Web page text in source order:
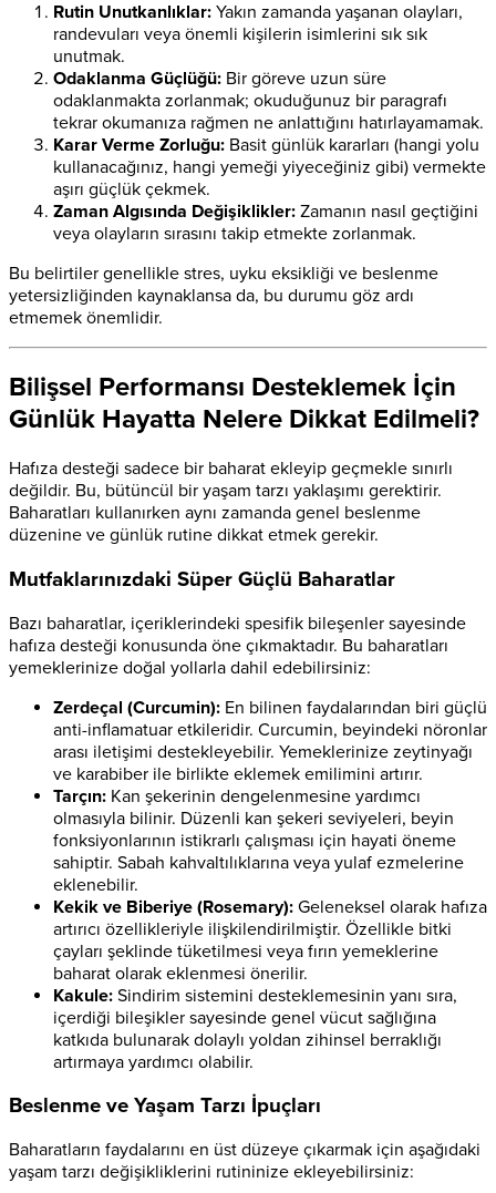
Rutin Unutkanlıklar: Yakın zamanda yaşanan olayları,
randevuları veya önemli kişilerin isimlerini sık sık
unutmak.
Odaklanma Güçlüğü: Bir göreve uzun süre
odaklanmakta zorlanmak; okuduğunuz bir paragrafı
tekrar okumanıza rağmen ne anlattığını hatırlayamamak.
Karar Verme Zorluğu: Basit günlük kararları (hangi yolu
kullanacağınız, hangi yemeği yiyeceğiniz gibi) vermekte
aşırı güçlük çekmek.
Zaman Algısında Değişiklikler: Zamanın nasıl geçtiğini
veya olayların sırasını takip etmekte zorlanmak.
Bu belirtiler genellikle stres, uyku eksikliği ve beslenme
yetersizliğinden kaynaklansa da, bu durumu göz ardı
etmemek önemlidir.
Bilişsel Performansı Desteklemek İçin
Günlük Hayatta Nelere Dikkat Edilmeli?
Hafıza desteği sadece bir baharat ekleyip geçmekle sınırlı
değildir. Bu, bütüncül bir yaşam tarzı yaklaşımı gerektirir.
Baharatları kullanırken aynı zamanda genel beslenme
düzenine ve günlük rutine dikkat etmek gerekir.
Mutfaklarınızdaki Süper Güçlü Baharatlar
Bazı baharatlar, içeriklerindeki spesifik bileşenler sayesinde
hafıza desteği konusunda öne çıkmaktadır. Bu baharatları
yemeklerinize doğal yollarla dahil edebilirsiniz:
Zerdeçal (Curcumin): En bilinen faydalarından biri güçlü
anti-inflamatuar etkileridir. Curcumin, beyindeki nöronlar
arası iletişimi destekleyebilir. Yemeklerinize zeytinyağı
ve karabiber ile birlikte eklemek emilimini artırır.
Tarçın: Kan şekerinin dengelenmesine yardımcı
olmasıyla bilinir. Düzenli kan şekeri seviyeleri, beyin
fonksiyonlarının istikrarlı çalışması için hayati öneme
sahiptir. Sabah kahvaltılıklarına veya yulaf ezmelerine
eklenebilir.
Kekik ve Biberiye (Rosemary): Geleneksel olarak hafıza
artırıcı özellikleriyle ilişkilendirilmiştir. Özellikle bitki
çayları şeklinde tüketilmesi veya fırın yemeklerine
baharat olarak eklenmesi önerilir.
Kakule: Sindirim sistemini desteklemesinin yanı sıra,
içerdiği bileşikler sayesinde genel vücut sağlığına
katkıda bulunarak dolaylı yoldan zihinsel berraklığı
artırmaya yardımcı olabilir.
Beslenme ve Yaşam Tarzı İpuçları
Baharatların faydalarını en üst düzeye çıkarmak için aşağıdaki
yaşam tarzı değişikliklerini rutininize ekleyebilirsiniz: